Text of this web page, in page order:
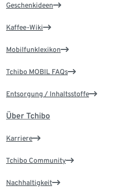
Geschenkideen
Kaffee-Wiki
Mobilfunklexikon
Tchibo MOBIL FAQs
Entsorgung / Inhaltsstoffe
Über Tchibo
Karriere
Tchibo Community
Nachhaltigkeit